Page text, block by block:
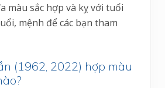
màu sắc hợp và kỵ với tuổi
mệnh để các bạn tham
(1962, 2022) hợp màu